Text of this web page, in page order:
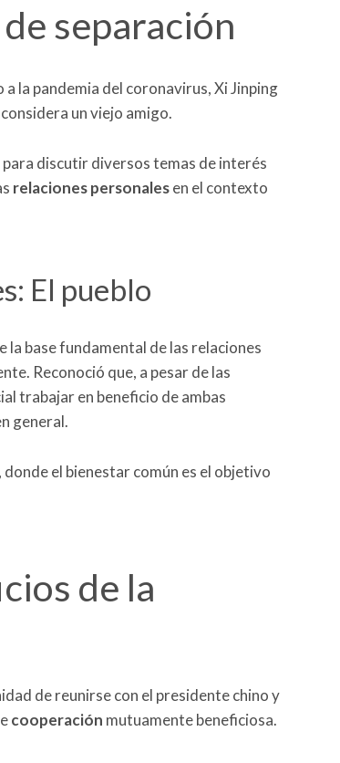
separación
la pandemia del coronavirus, Xi Jinping
un viejo amigo.
discutir diversos temas de interés
relacionespersonalesen el contexto
El pueblo
la base fundamental de las relaciones
Reconoció que, a pesar de las
trabajar en beneficio de ambas
general.
el bienestar común es el objetivo
de la
de reunirse con el presidente chino y
cooperación mutuamente beneficiosa.